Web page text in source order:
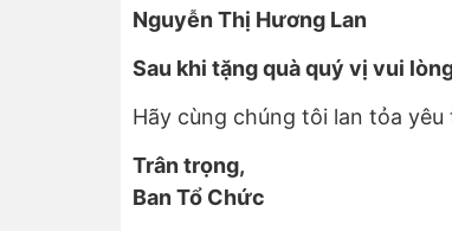
Nguyễn Thị Hương Lan
Sau khi tặng quà quý vị vui
Hãy cùng chúng tôi lan tỏa
Trân trọng,
Ban Tổ Chức